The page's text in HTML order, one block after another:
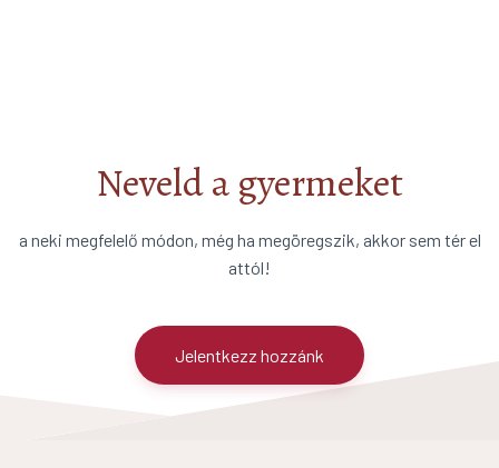
Neveld a gyermeket
a neki megfelelő módon, még ha megöregszik, akkor sem tér el
attól!
Jelentkezz hozzánk